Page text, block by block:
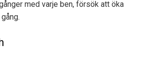
med varje ben, försök att öka